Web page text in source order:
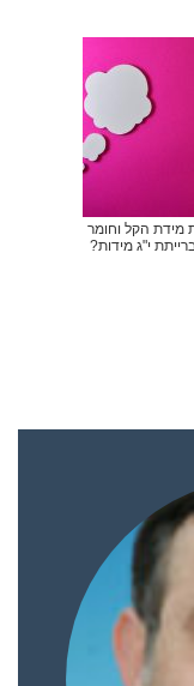
מידת הקל וחומר
י"ג מידות?